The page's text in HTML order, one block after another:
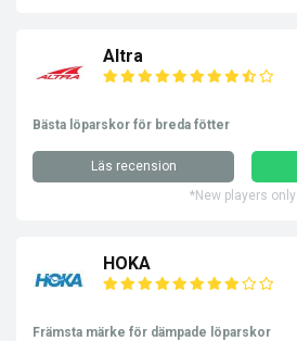
Altra
Bästa löparskor för breda fötter
Läs recension
*New players only
HOKA
Främsta märke för dämpade löparskor